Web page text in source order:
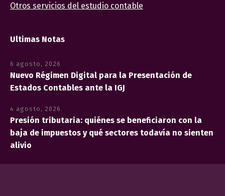
Otros servicios del estudio contable
Ultimas Notas
6 agosto, 2026
Nuevo Régimen Digital para la Presentación de
Estados Contables ante la IGJ
4 agosto, 2026
Presión tributaria: quiénes se beneficiaron con la
baja de impuestos y qué sectores todavía no sienten
alivio